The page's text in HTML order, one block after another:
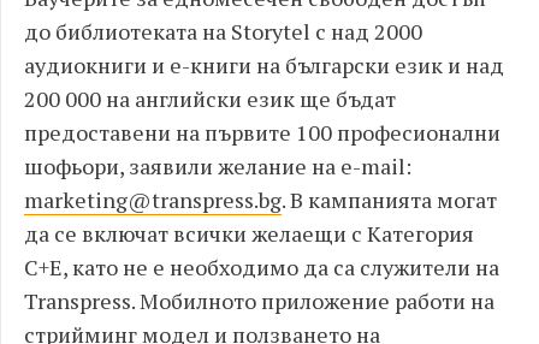
до библиотеката на Storytel с над 2000
аудиокниги и е-книги на български език и над
200 000 на английски език ще бъдат
предоставени на първите 100 професионални
шофьори, заявили желание на e-mail:
marketing@transpress.bg. В кампанията могат
да се включат всички желаещи с Категория
С+E, като не е необходимо да са служители на
Transpress. Мобилното приложение работи на
стрийминг модел и ползването на